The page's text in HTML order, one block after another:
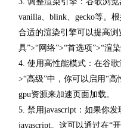
vanilla、blink、gecko等。
合适的渲染引擎可以提高
具”>“网络”>“首选项”>“渲
4. 使用高性能模式：在谷
>“高级”中，你可以启用“
gpu资源来加速页面加载。
5. 禁用javascript：如果你
javascript。这可以通过在“